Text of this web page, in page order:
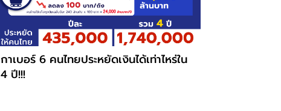
กาเบอร์ 6 คนไทยประหยัดเงินได้เท่าไหร่ใน
4 ปี!!!